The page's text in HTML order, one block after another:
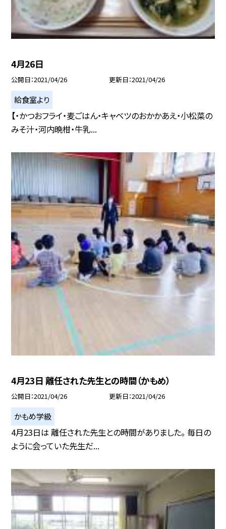
4月26日
公開日 2021/04/26 更新日 2021/04/26
給食室より
【・かつおフライ・麦ごはん・キャベツのおかかあえ・小松菜の
みそ汁・河内晩柑・牛乳...
4月23日 離任された先生との時間（かもめ）
公開日 2021/04/26 更新日 2021/04/26
かもめ学級
4月23日は 離任された先生との時間がありました。 毎日の
ように会っていた先生だ...